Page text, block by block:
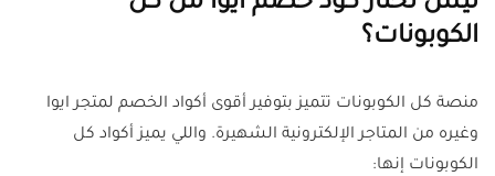
الكوبونات؟
منصة كل الكوبونات تتميز بتوفير أقوى أكواد الخصم لمتجر ايوا
وغيره من المتاجر الإلكترونية الشهيرة. واللي يميز أكواد كل
الكوبونات إنها: